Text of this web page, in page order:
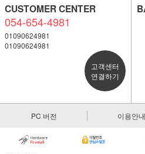
CUSTOMER CENTER
054-654-4981
01090624981
01090624981
고객센터
연결하기
PC 버전 이용안내